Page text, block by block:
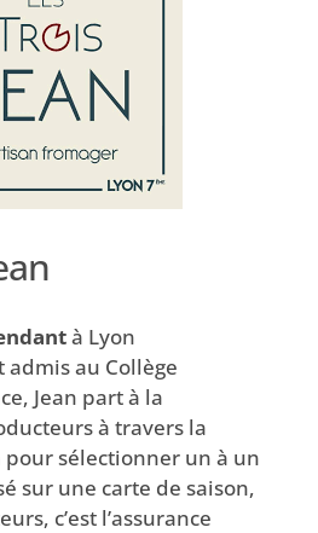
à Lyon
admis au Collège
Jean part à la
à travers la
pour sélectionner un à un
sur une carte de saison,
c’est l’assurance